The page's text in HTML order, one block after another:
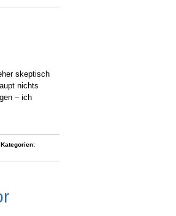
skeptisch
nichts
– ich
Kategorien: